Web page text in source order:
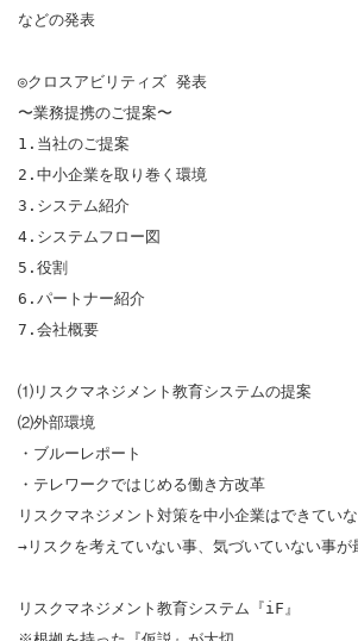
などの発表
◎クロスアビリティズ 発表
〜業務提携のご提案〜
1.当社のご提案
2.中小企業を取り巻く環境
3.システム紹介
4.システムフロー図
5.役割
6.パートナー紹介
7.会社概要
⑴リスクマネジメント教育システムの提案
⑵外部環境
・ブルーレポート
・テレワークではじめる働き方改革
リスクマネジメント対策を中小企業はできてい
→リスクを考えていない事、気づいていない事が
リスクマネジメント教育システム『iF』